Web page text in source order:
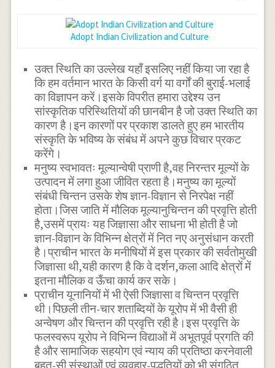
Adopt Indian Civilization and Culture
उक्त स्थिति का उल्लेख यहाँ इसलिए नहीं किया जा रहा है
कि हम वर्तमान भारत के किसी वर्ग या वर्गों की बुराई-भलाई
का विज्ञापन करें।इसके विपरीत हमारा उद्देश्य उन
सांस्कृतिक परिस्थितियों की छानबीन है जो उक्त स्थिति का
कारण है।इन कारणों पर प्रकाश डालते हुए हम भारतीय
संस्कृति के भविष्य के संबंध में अपने कुछ विचार प्रकट
करेंगे।
मनुष्य स्वभावतः मूल्यान्वेषी प्राणी है,वह निरन्तर मूल्यों के
उत्पादन में लगा हुआ जीवित रहता है।मनुष्य का मूल्यों
संबंधी चिन्तन उसके शेष ज्ञान-विज्ञान से निरपेक्ष नहीं
होता।जिस जाति में मौलिक मूल्यानुचिन्तन की प्रवृत्ति होती
है,उसमें प्रायः यह जिज्ञासा और साधना भी होती है जो
ज्ञान-विज्ञान के विभिन्न क्षेत्रों में नित नए अनुसंधान करती
है।प्राचीन भारत के मनीषियों में इस प्रकार की सर्वतोमुखी
जिज्ञासा थी,यही कारण है कि वे दर्शन,कला आदि क्षेत्रों में
इतना मौलिक व ऊँचा कार्य कर सके।
प्राचीन यूनानियों में भी ऐसी जिज्ञासा व चिन्तन प्रवृत्ति
थी।पिछली तीन-चार शताब्दियों के यूरोप में भी वैसी ही
अन्वेषण और चिन्तन की प्रवृत्ति रही है।इस प्रवृत्ति के
फलस्वरूप यूरोप ने विभिन्न विद्याओं में अभूतपूर्व प्रगति की
है और सामाजिक सहयोग एवं न्याय की प्रतिष्ठा करनेवाली
बहुत-सी संस्थाओं एवं व्यवहार-पद्धतियों को भी संगठित